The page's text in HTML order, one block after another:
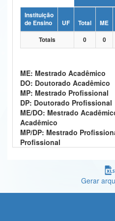
Ministério da Ciência, Tecnologia,
Ministério do Meio Ambiente
Ministério do Desenvolvimento Regional
Controladoria-Geral da União
Ministério da Mulher, da Família e dos
Secretaria-Geral
Instituição
de Ensino
UF Total ME
Totais
0 0
ME: Mestrado Acadêmico
DO: Doutorado Acadêmico
MP: Mestrado Profissional
DP: Doutorado Profissional
ME/DO: Mestrado
Acadêmico
MP/DP: Mestrado
Profissional
Gerar